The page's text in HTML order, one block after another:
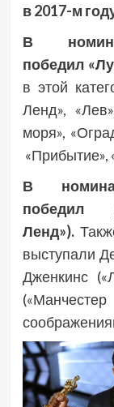
в 2017-м
В
победил
в этой
Ленд»,
моря»,
В
победил
Ленд»).
выступали
Дженкинс